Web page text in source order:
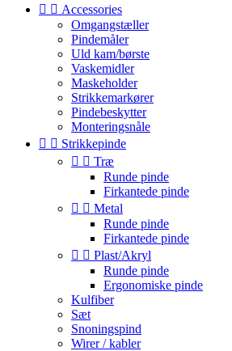
  Accessories
Omgangstæller
Pindemåler
Uld kam/børste
Vaskemidler
Maskeholder
Strikkemarkører
Pindebeskytter
Monteringsnåle
  Strikkepinde
  Træ
Runde pinde
Firkantede pinde
  Metal
Runde pinde
Firkantede pinde
  Plast/Akryl
Runde pinde
Ergonomiske pinde
Kulfiber
Sæt
Snoningspind
Wirer / kabler